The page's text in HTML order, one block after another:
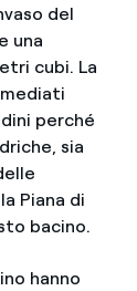
del
una
cubi. La
perché
sia
Piana di
bacino.
hanno